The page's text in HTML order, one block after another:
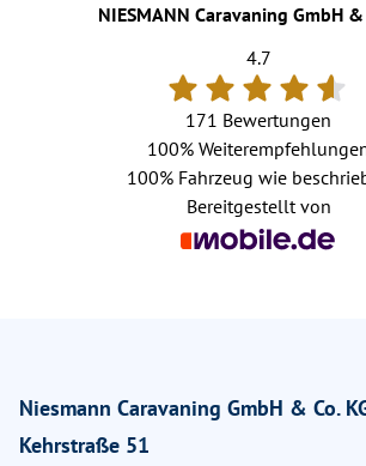
NIESMANN Caravaning GmbH &
4.7
171 Bewertungen
100%
100%Fahrzeug wie
Bereitgestellt von
Niesmann Caravaning GmbH & Co.
Kehrstraße 51